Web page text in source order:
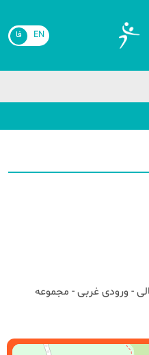
EN فا
- ورودی غربی - مجموعه